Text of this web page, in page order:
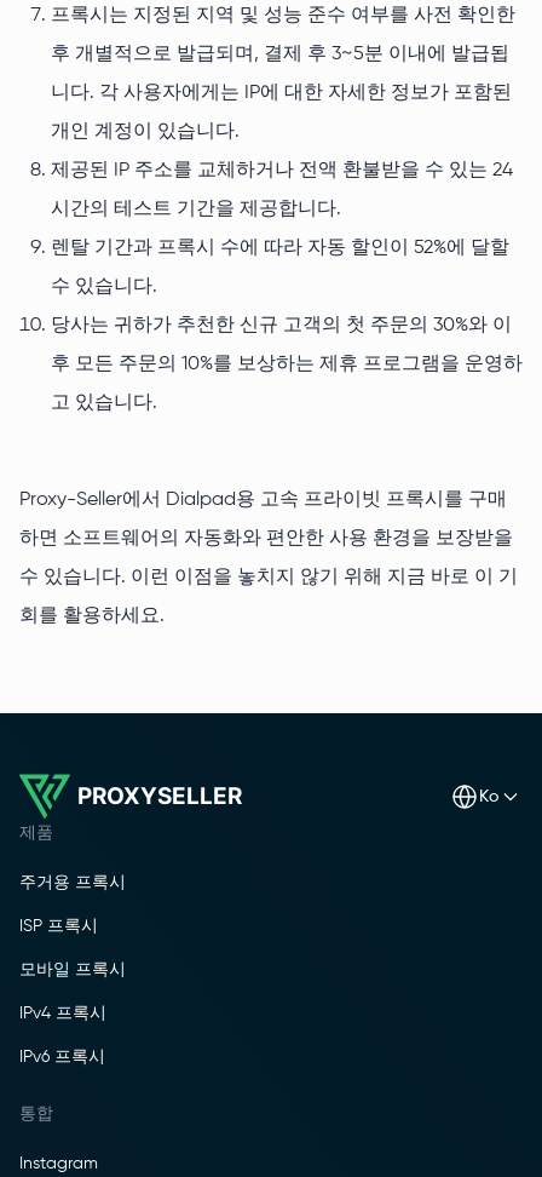
프록시는 지정된 지역 및 성능 준수 여부를 사전 확인한
후 개별적으로 발급되며, 결제 후 3~5분 이내에 발급됩
니다. 각 사용자에게는 IP에 대한 자세한 정보가 포함된
개인 계정이 있습니다.
제공된 IP 주소를 교체하거나 전액 환불받을 수 있는 24
시간의 테스트 기간을 제공합니다.
렌탈 기간과 프록시 수에 따라 자동 할인이 52%에 달할
수 있습니다.
당사는 귀하가 추천한 신규 고객의 첫 주문의 30%와 이
후 모든 주문의 10%를 보상하는 제휴 프로그램을 운영하
고 있습니다.
Proxy-Seller에서 Dialpad용 고속 프라이빗 프록시를 구매
하면 소프트웨어의 자동화와 편안한 사용 환경을 보장받을
수 있습니다. 이런 이점을 놓치지 않기 위해 지금 바로 이 기
회를 활용하세요.
PROXYSELLER ko
제품
주거용 프록시
ISP 프록시
모바일 프록시
IPv4 프록시
IPv6 프록시
통합
Instagram